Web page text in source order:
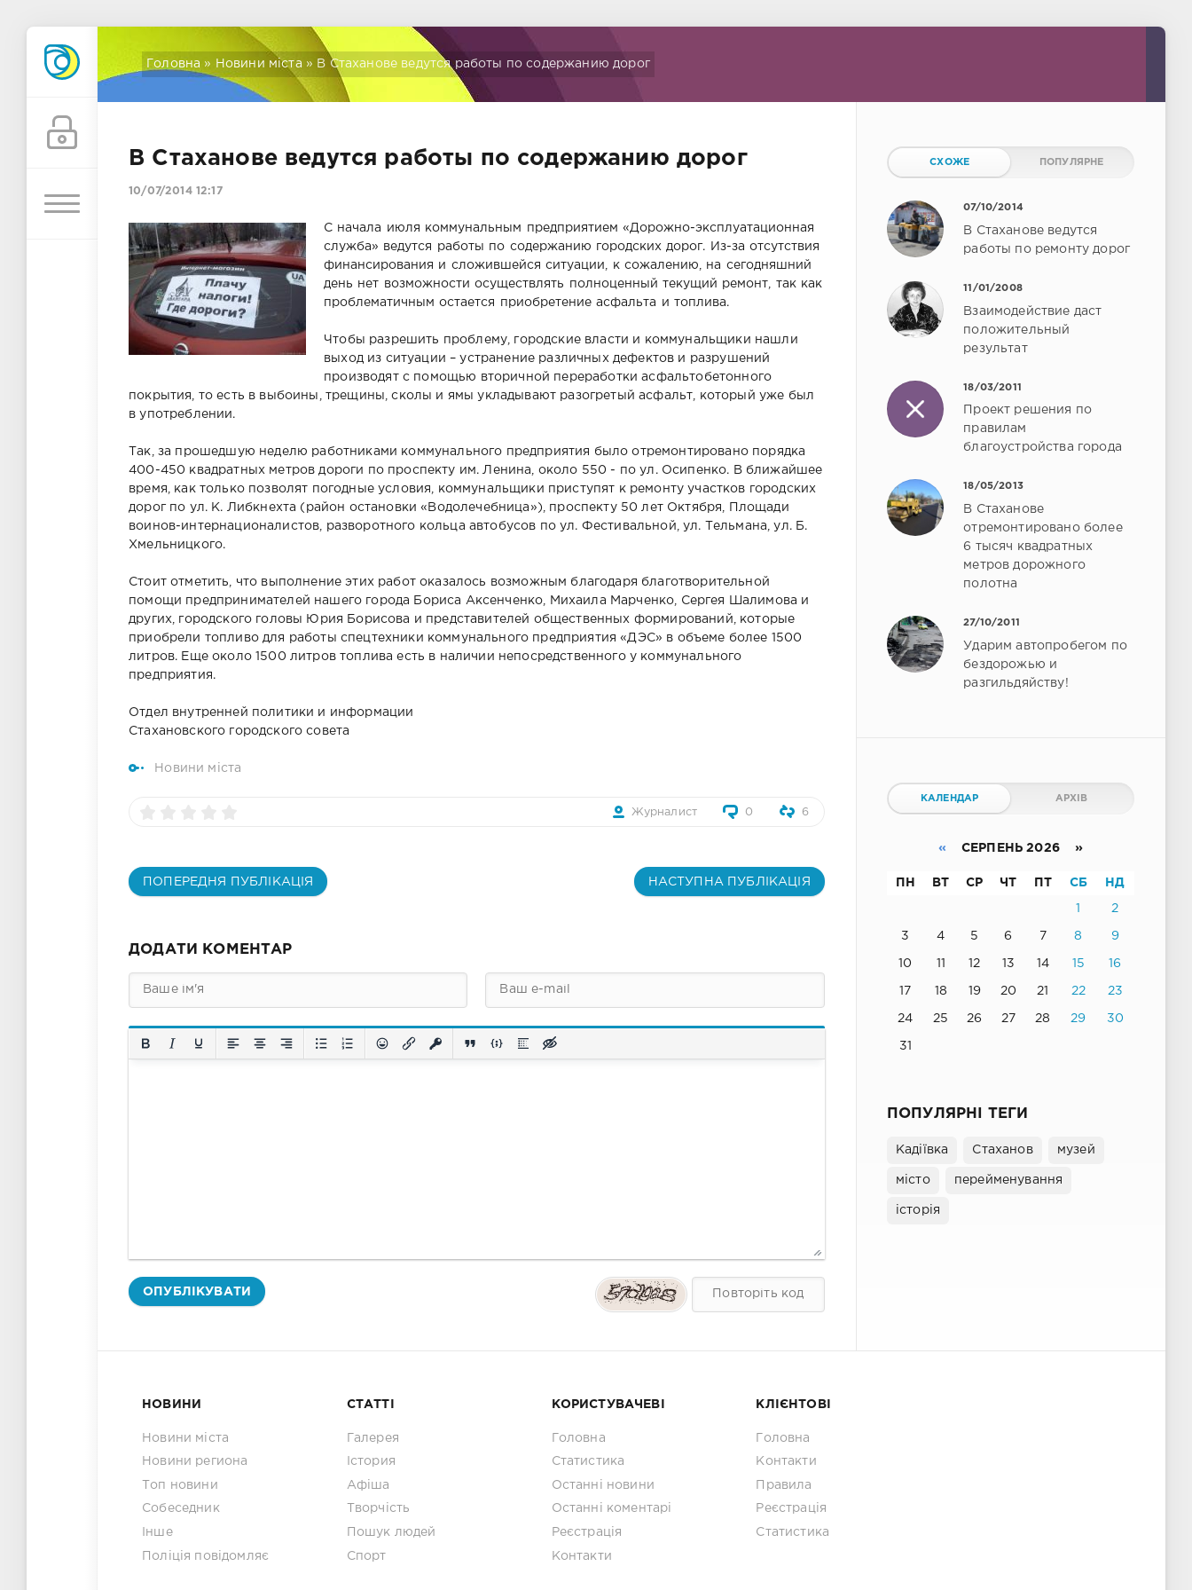
Головна » Новини міста » В Стаханове ведутся работы по содержанию дорог
В Стаханове ведутся работы по содержанию дорог
10/07/2014 12:17
С начала июля коммунальным предприятием «Дорожно-эксплуатационная
служба» ведутся работы по содержанию городских дорог. Из-за отсутствия
финансирования и сложившейся ситуации, к сожалению, на сегодняшний
день нет возможности осуществлять полноценный текущий ремонт, так как
проблематичным остается приобретение асфальта и топлива.
Чтобы разрешить проблему, городские власти и коммунальщики нашли
выход из ситуации – устранение различных дефектов и разрушений
производят с помощью вторичной переработки асфальтобетонного
покрытия, то есть в выбоины, трещины, сколы и ямы укладывают разогретый асфальт, который уже был
в употреблении.
Так, за прошедшую неделю работниками коммунального предприятия было отремонтировано порядка
400-450 квадратных метров дороги по проспекту им. Ленина, около 550 - по ул. Осипенко. В ближайшее
время, как только позволят погодные условия, коммунальщики приступят к ремонту участков городских
дорог по ул. К. Либкнехта (район остановки «Водолечебница»), проспекту 50 лет Октября, Площади
воинов-интернационалистов, разворотного кольца автобусов по ул. Фестивальной, ул. Тельмана, ул. Б.
Хмельницкого.
Стоит отметить, что выполнение этих работ оказалось возможным благодаря благотворительной
помощи предпринимателей нашего города Бориса Аксенченко, Михаила Марченко, Сергея Шалимова и
других, городского головы Юрия Борисова и представителей общественных формирований, которые
приобрели топливо для работы спецтехники коммунального предприятия «ДЭС» в объеме более 1500
литров. Еще около 1500 литров топлива есть в наличии непосредственного у коммунального
предприятия.
Отдел внутренней политики и информации
Стахановского городского совета
Новини міста
Журналист 0 6
ПОПЕРЕДНЯ ПУБЛІКАЦІЯ НАСТУПНА ПУБЛІКАЦІЯ
ДОДАТИ КОМЕНТАР
ОПУБЛІКУВАТИ
СХОЖЕ ПОПУЛЯРНЕ
07/10/2014
В Стаханове ведутся
работы по ремонту дорог
11/01/2008
Взаимодействие даст
положительный
результат
18/03/2011
Проект решения по
правилам
благоустройства города
18/05/2013
В Стаханове
отремонтировано более
6 тысяч квадратных
метров дорожного
полотна
27/10/2011
Ударим автопробегом по
бездорожью и
разгильдяйству!
КАЛЕНДАР АРХІВ
« СЕРПЕНЬ 2026 »
ПН ВТ СР ЧТ ПТ СБ НД
1 2
3 4 5 6 7 8 9
10 11 12 13 14 15 16
17 18 19 20 21 22 23
24 25 26 27 28 29 30
31
ПОПУЛЯРНІ ТЕГИ
Кадіївка Стаханов музей
місто перейменування
історія
НОВИНИ
Новини міста
Новини региона
Топ новини
Собеседник
Інше
Поліція повідомляє
СТАТТІ
Галерея
Істория
Афіша
Творчість
Пошук людей
Спорт
КОРИСТУВАЧЕВІ
Головна
Статистика
Останні новини
Останні коментарі
Реєстрація
Контакти
КЛІЄНТОВІ
Головна
Контакти
Правила
Реєстрація
Статистика